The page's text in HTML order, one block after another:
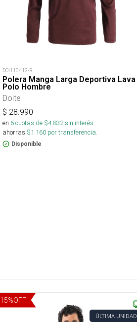
DOI110412-R
Polera Manga Larga Deportiva Lava
Polo Hombre
Doite
$ 28.990
en 6cuotas de $4.832sin interés
ahorras $1.160por transferencia.
Disponible
15%OFF
ÚLTIMA UNIDAD